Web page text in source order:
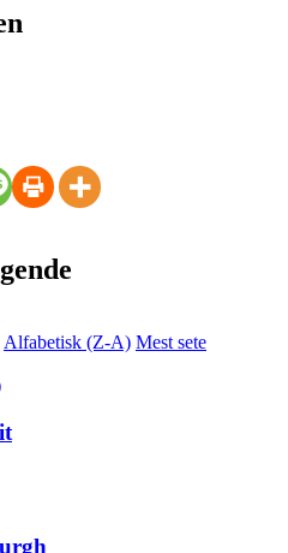
Alfabetisk (Z-A) Mest sete